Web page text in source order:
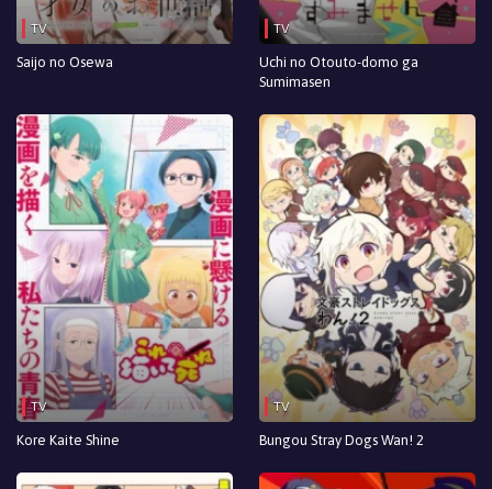
TV
Saijo no Osewa
TV
Uchi no Otouto-domo ga
Sumimasen
TV
Kore Kaite Shine
TV
Bungou Stray Dogs Wan! 2